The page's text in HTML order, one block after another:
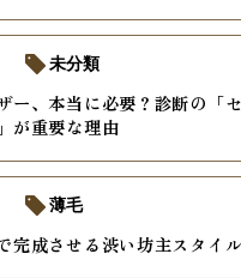
ー、本当に必要？診断の「
が重要な理由
未分類
完成させる渋い坊主スタイル
薄毛